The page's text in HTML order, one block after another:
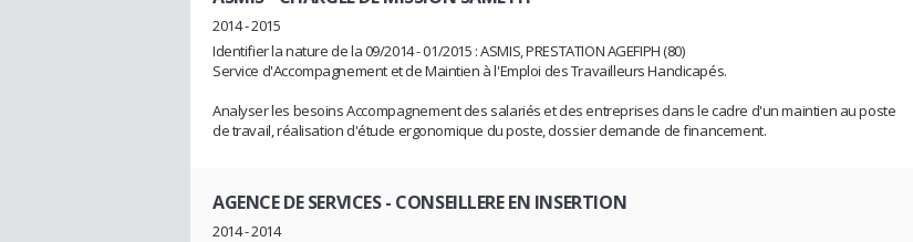
2014 - 2015
Identifier la nature de la 09/2014 - 01/2015 : ASMIS, PRESTATION AGEFIPH (80)
Service d'Accompagnement et de Maintien à l'Emploi des Travailleurs Handicapés.
Analyser les besoins Accompagnement des salariés et des entreprises dans le cadre d'un maintien au poste
de travail, réalisation d'étude ergonomique du poste, dossier demande de financement.
AGENCE DE SERVICES- CONSEILLERE EN INSERTION
2014 - 2014